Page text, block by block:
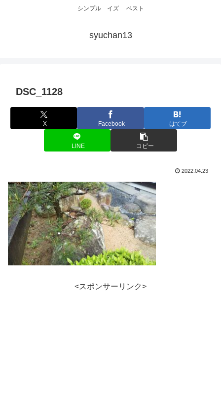
シンプル イズ ベスト
syuchan13
DSC_1128
X Facebook はてブ
LINE コピー
2022.04.23
<スポンサーリンク>